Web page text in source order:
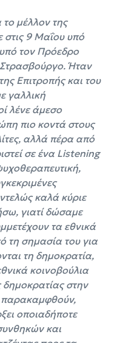
μέλλον της
9 Μαΐου υπό
τον Πρόεδρο
Ήταν
Επιτροπής και του
γαλλική
λένε άμεσο
πιο κοντά στους
αλλά πέρα από
σε ένα Listening
καλά κύριε
γιατί δώσαμε
τα εθνικά
τη σημασία του για
τη δημοκρατία,
κοινοβούλια
δημοκρατίας στην
οποιαδήποτε
και